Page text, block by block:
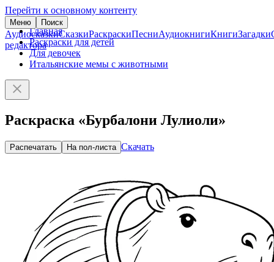
Перейти к основному контенту
Меню Поиск
АудиосказкиСказкиРаскраскиПесниАудиокнигиКнигиЗагадки
редактора
Главная
Раскраски для детей
Для девочек
Итальянские мемы с животными
Раскраска «Бурбалони Лулиоли»
Распечатать На пол-листа Скачать